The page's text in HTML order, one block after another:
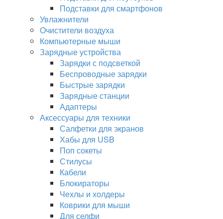
Подставки для смартфонов
Увлажнители
Очистители воздуха
Компьютерные мыши
Зарядные устройства
Зарядки с подсветкой
Беспроводные зарядки
Быстрые зарядки
Зарядные станции
Адаптеры
Аксессуары для техники
Салфетки для экранов
Хабы для USB
Поп сокеты
Стилусы
Кабели
Блокираторы
Чехлы и холдеры
Коврики для мыши
Для селфи